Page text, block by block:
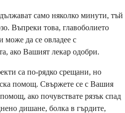
само няколко минути, тъй
Въпреки това, главоболието
да се овладее с
ако Вашият лекар одобри.
са по-рядко срещани, но
помощ. Свържете се с Вашия
ако почувствате рязък спад
дишане, болка в гърдите,